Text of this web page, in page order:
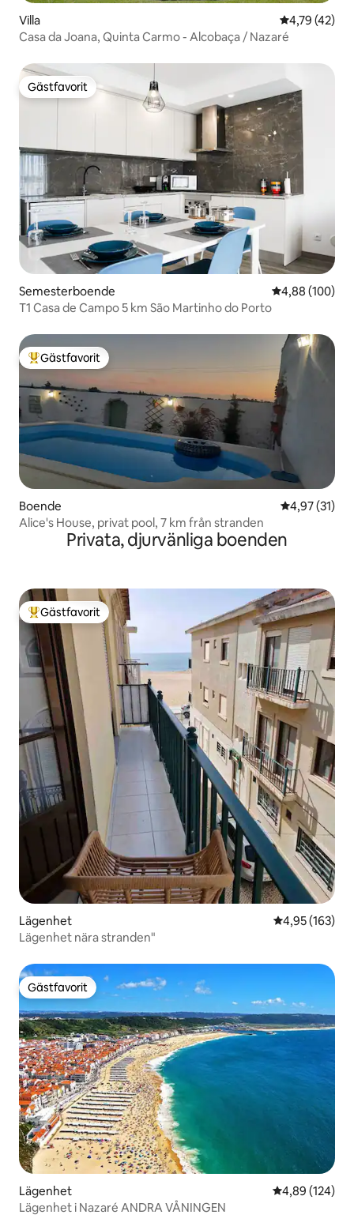
Villa 4,79 av 5 i
4,79 (42)
Casa da Joana, Quinta Carmo - Alcobaça / Nazaré
Gästfavorit
Gästfavorit
Semesterboende 4,88 av 5 i
4,88 (100)
T1 Casa de Campo 5 km São Martinho do Porto
Populär gästfavorit
Gästfavorit
Boende 4,97 av 5 i
4,97 (31)
Alice's House, privat pool, 7 km från stranden
Privata, djurvänliga boenden
Populär gästfavorit
Gästfavorit
Lägenhet 4,95 av 5 i
4,95 (163)
Lägenhet nära stranden"
Gästfavorit
Gästfavorit
Lägenhet 4,89 av 5 i
4,89 (124)
Lägenhet i Nazaré ANDRA VÅNINGEN